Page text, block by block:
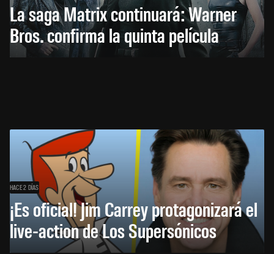
La saga Matrix continuará: Warner
Bros. confirma la quinta película
HACE 2 DÍAS
¡Es oficial! Jim Carrey protagonizará el
live-action de Los Supersónicos